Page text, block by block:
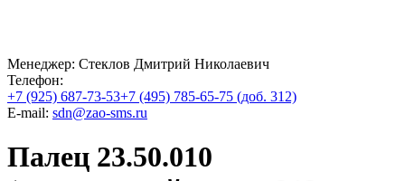
Менеджер: Стеклов Дмитрий Николаевич
Телефон:
+7 (925) 687-73-53+7 (495) 785-65-75 (доб. 312)
E-mail: sdn@zao-sms.ru
Палец 23.50.010